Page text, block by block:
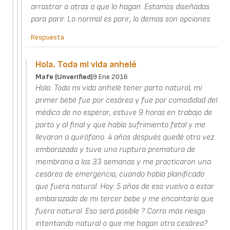
arrastrar a otras a que lo hagan. Estamos diseñadas
para parir. Lo normal es parir, lo demas son opciones.
Respuesta
Hola. Toda mi vida anhelé
Mafe (unverified)9 Ene 2016
Hola. Toda mi vida anhelé tener parto natural, mi
primer bebé fue por cesárea y fue por comodidad del
médico de no esperar, estuve 9 horas en trabajo de
parto y al final y que había sufrimiento fetal y me
llevaron a quirófano. 4 años después quedé otra vez
embarazada y tuve una ruptura prematura de
membrana a las 33 semanas y me practicaron una
cesárea de emergencia, cuando había planificado
que fuera natural. Hoy. 5 años de eso vuelvo a estar
embarazada de mi tercer bebe y me encantaría que
fuera natural. Eso será posible ? Corro más riesgo
intentando natural o que me hagan otra cesárea?